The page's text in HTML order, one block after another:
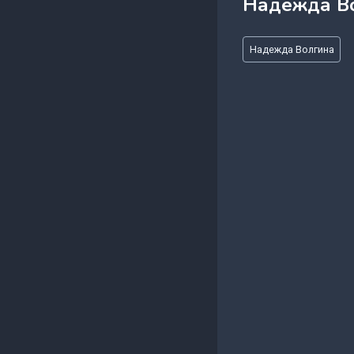
Метки
записи:
Надежда Волгина